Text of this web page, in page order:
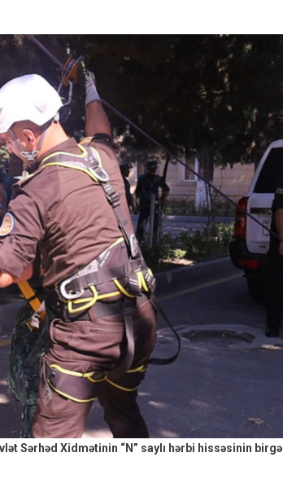
Sərhəd Xidmətinin “N” saylı hərbi hissəsinin birgə